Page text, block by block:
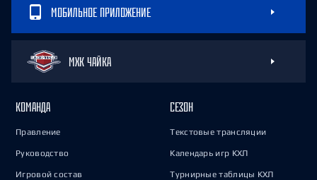
МОБИЛЬНОЕ ПРИЛОЖЕНИЕ
МХК ЧАЙКА
КОМАНДА
Правление
Руководство
Игровой состав
СЕЗОН
Текстовые трансляции
Календарь игр КХЛ
Турнирные таблицы КХЛ